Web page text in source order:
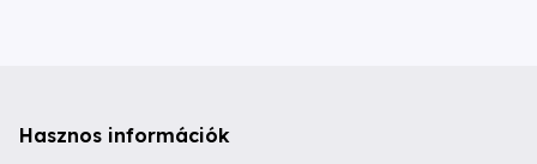
Hasznos információk